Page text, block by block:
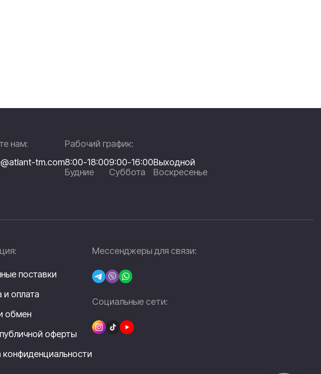
нам:
tm.com
Рабочий график:
8:00-18:00
Будние
9:00-16:00
Суббота
Выходной
Воскресенье
поставки
и оплата
обмен
оферты
конфиденциальности
Мессенджеры для связи:
Социальные сети: